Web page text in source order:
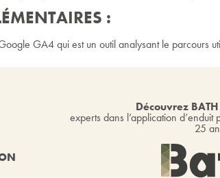
:
GA4 qui est un outil analysant le parcours
Découvrez
experts dans l’application
25